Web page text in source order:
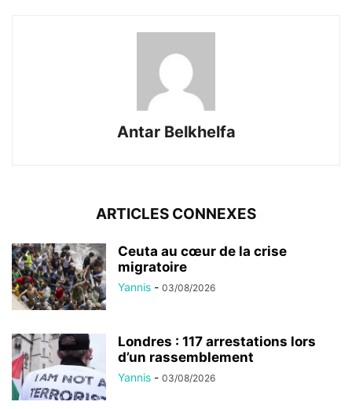
Antar Belkhelfa
ARTICLES CONNEXES
Ceuta au cœur de la crise
migratoire
Yannis - 03/08/2026
Londres : 117 arrestations lors
d’un rassemblement
Yannis - 03/08/2026